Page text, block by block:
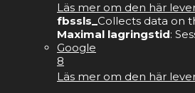
Läs mer om den här
fbssls_Collects data on
Maximal lagringstid:
Google
8
Läs mer om den här